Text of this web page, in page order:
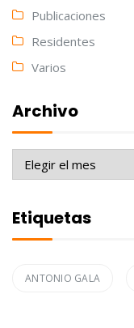
Publicaciones
Residentes
Varios
Archivo
Archivo
Etiquetas
ANTONIO GALA